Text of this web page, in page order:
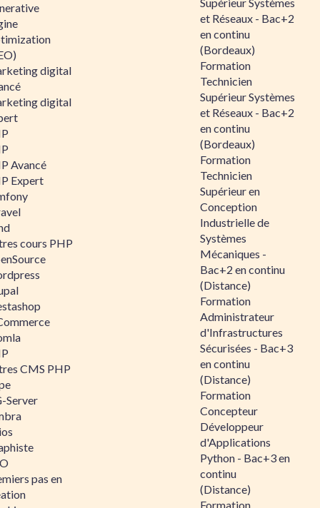
digital
digital
Avancé
Expert
cours PHP
CMS PHP
Server
pas en
et Réseaux - Bac+2
en continu
(Bordeaux)
Formation
Technicien
Supérieur Systèmes
et Réseaux - Bac+2
en continu
(Bordeaux)
Formation
Technicien
Supérieur en
Conception
Industrielle de
Systèmes
Mécaniques -
Bac+2 en continu
(Distance)
Formation
Administrateur
d'Infrastructures
Sécurisées - Bac+3
en continu
(Distance)
Formation
Concepteur
Développeur
d'Applications
Python - Bac+3 en
continu
(Distance)
Formation